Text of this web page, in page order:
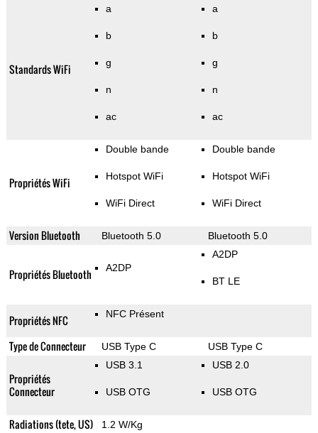
Standards WiFi
a
b
g
n
ac
a
b
g
n
ac
Propriétés WiFi
Double bande
Hotspot WiFi
WiFi Direct
Double bande
Hotspot WiFi
WiFi Direct
Version Bluetooth Bluetooth 5.0 Bluetooth 5.0
Propriétés Bluetooth A2DP
A2DP
BT LE
Propriétés NFC NFC Présent
Type de Connecteur USB Type C USB Type C
Propriétés
Connecteur
USB 3.1
USB OTG
USB 2.0
USB OTG
Radiations (tete, US) 1.2 W/Kg